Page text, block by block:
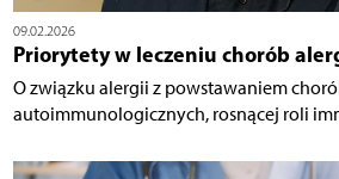
09.02.2026
Priorytety w leczeniu chorób
O związku alergii z powstawaniem
autoimmunologicznych, rosnącej roli